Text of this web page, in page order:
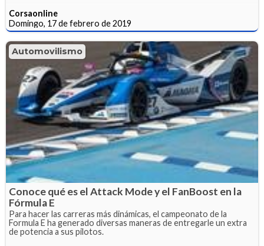
Corsaonline
Domingo, 17 de febrero de 2019
Automovilismo
Conoce qué es el Attack Mode y el FanBoost en la
Fórmula E
Para hacer las carreras más dinámicas, el campeonato de la
Formula E ha generado diversas maneras de entregarle un extra
de potencia a sus pilotos.